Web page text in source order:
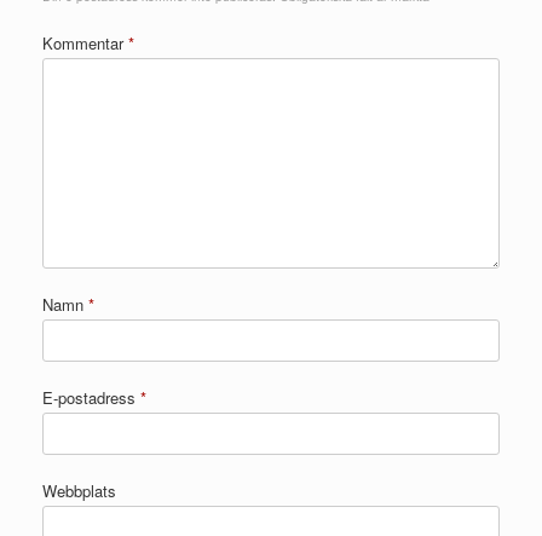
Kommentar*
Namn *
E-postadress *
Webbplats